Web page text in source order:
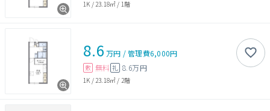
1K / 23.18㎡ / 1階
8.6 万円 /管理費6,000円
敷 無料 礼 8.6万円
1K / 23.18㎡ / 2階